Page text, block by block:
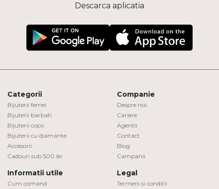
Descarca aplicatia
Categorii
Bijuterii femei
Bijuterii barbati
Bijuterii copii
Bijuterii cu diamante
Accesorii
Cadouri sub 500 lei
Companie
Despre noi
Cariere
Agentii
Contact
Blog
Campanii
Informatii utile
Cum comand
Legal
Termeni si conditii